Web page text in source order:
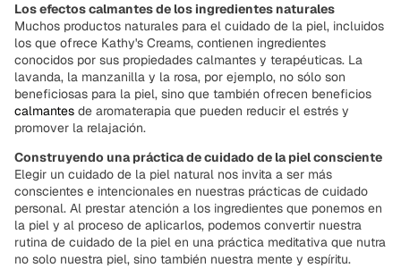
Los efectos calmantes de los ingredientes naturales
Muchos productos naturales para el cuidado de la piel, incluidos
los que ofrece Kathy's Creams, contienen ingredientes
conocidos por sus propiedades calmantes y terapéuticas. La
lavanda, la manzanilla y la rosa, por ejemplo, no sólo son
beneficiosas para la piel, sino que también ofrecen beneficios
calmantes de aromaterapia que pueden reducir el estrés y
promover la relajación.
Construyendo una práctica de cuidado de la piel consciente
Elegir un cuidado de la piel natural nos invita a ser más
conscientes e intencionales en nuestras prácticas de cuidado
personal. Al prestar atención a los ingredientes que ponemos en
la piel y al proceso de aplicarlos, podemos convertir nuestra
rutina de cuidado de la piel en una práctica meditativa que nutra
no solo nuestra piel, sino también nuestra mente y espíritu.